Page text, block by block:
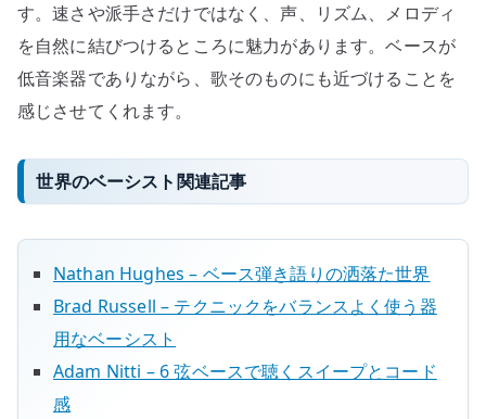
す。速さや派手さだけではなく、声、リズム、メロディ
を自然に結びつけるところに魅力があります。ベースが
低音楽器でありながら、歌そのものにも近づけることを
感じさせてくれます。
世界のベーシスト関連記事
Nathan Hughes – ベース弾き語りの洒落た世界
Brad Russell – テクニックをバランスよく使う器
用なベーシスト
Adam Nitti – 6 弦ベースで聴くスイープとコード
感